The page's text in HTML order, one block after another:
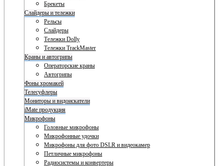
Брекеты
Слайдеры и тележки
Рельсы
Слайдеры
Тележки Dolly
Тележки TrackMaster
Краны и автогрипы
Операторские краны
Автогрипы
Фоны хромакей
Телесуфлеры
Мониторы и видоискатели
iMate продукция
Микрофоны
Головные микрофоны
Микрофонные удочки
Микрофоны для фото DSLR и видеокамер
Петличные микрофоны
Радиосистемы и конвертеры